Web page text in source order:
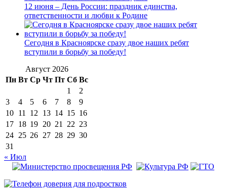
12 июня – День России: праздник единства,
ответственности и любви к Родине
Сегодня в Красноярске сразу двое наших ребят
вступили в борьбу за победу!
Август 2026
Пн Вт Ср Чт Пт Сб Вс
1
2
3
4 5 6 7 8
9
10 11 12 13 14 15 16
17 18 19 20 21 22 23
24 25 26 27 28 29 30
31
« Июл